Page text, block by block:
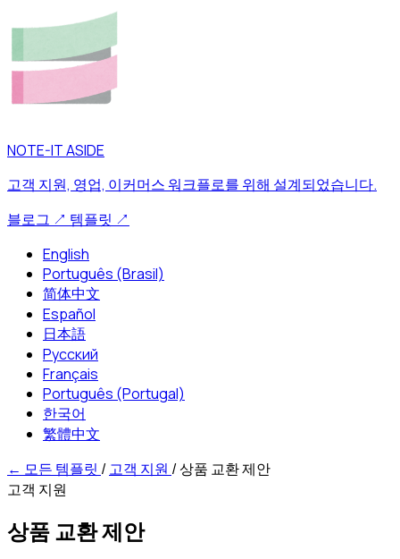
NOTE-IT ASIDE
고객 지원, 영업, 이커머스 워크플로를 위해 설계되었습니다.
블로그 ↗ 템플릿 ↗
English
Português (Brasil)
简体中文
Español
日本語
Русский
Français
Português (Portugal)
한국어
繁體中文
← 모든 템플릿 /고객 지원 /상품 교환 제안
고객 지원
상품 교환 제안